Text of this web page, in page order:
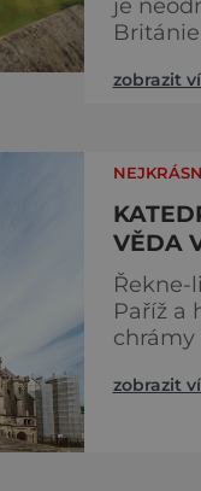
Británie. Na kopci u městečka Windsor v
kteří by
zobrazit
VĚDA
Řekne-
Paříž a
chrámy
se
zobrazit